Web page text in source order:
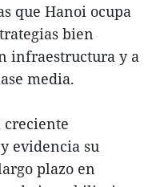
que Hanoi ocupa
bien
infraestructura y a
media.
creciente
evidencia su
plazo en